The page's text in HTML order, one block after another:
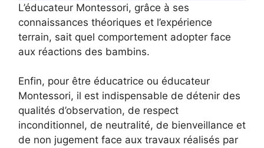
L’éducateur Montessori, grâce à ses
connaissances théoriques et l’expérience
terrain, sait quel comportement adopter face
aux réactions des bambins.
Enfin, pour être éducatrice ou éducateur
Montessori, il est indispensable de détenir des
qualités d’observation, de respect
inconditionnel, de neutralité, de bienveillance et
de non jugement face aux travaux réalisés par